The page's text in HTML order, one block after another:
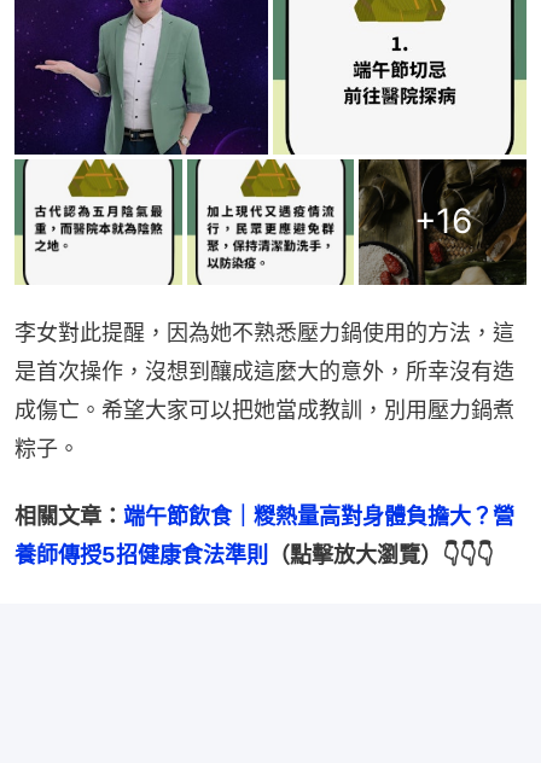
+16
李女對此提醒，因為她不熟悉壓力鍋使用的方法，這
是首次操作，沒想到釀成這麼大的意外，所幸沒有造
成傷亡。希望大家可以把她當成教訓，別用壓力鍋煮
粽子。
相關文章： 端午節飲食｜糉熱量高對身體負擔大？營
養師傳授5招健康食法準則
（點擊放大瀏覽）👇👇👇